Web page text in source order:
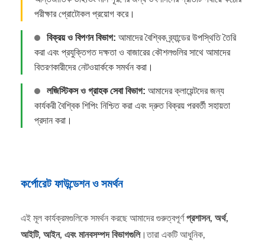
পরীক্ষার প্রোটোকল প্রয়োগ করে।
বিক্রয় ও বিপণন বিভাগ: আমাদের বৈশ্বিক ব্র্যান্ডের উপস্থিতি তৈরি
করা এবং প্রযুক্তিগত দক্ষতা ও বাজারের কৌশলগুলির সাথে আমাদের
বিতরণকারীদের নেটওয়ার্ককে সমর্থন করা।
লজিস্টিকস ও গ্রাহক সেবা বিভাগ: আমাদের ক্লায়েন্টদের জন্য
কার্যকরী বৈশ্বিক শিপিং নিশ্চিত করা এবং দ্রুত বিক্রয় পরবর্তী সহায়তা
প্রদান করা।
কর্পোরেট ফাউন্ডেশন ও সমর্থন
এই মূল কার্যক্রমগুলিকে সমর্থন করছে আমাদের গুরুত্বপূর্ণপ্রশাসন, অর্থ,
আইটি, আইন, এবং মানবসম্পদ বিভাগগুলি।তারা একটি আধুনিক,